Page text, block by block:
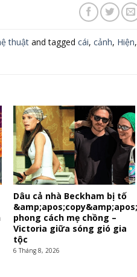
thuậtand tagged cái, cảnh, Hiện,
Dâu cả nhà Beckham bị tố
&amp;apos;copy&amp;apos;
phong cách mẹ chồng –
Victoria giữa sóng gió gia
tộc
6 Tháng 8, 2026